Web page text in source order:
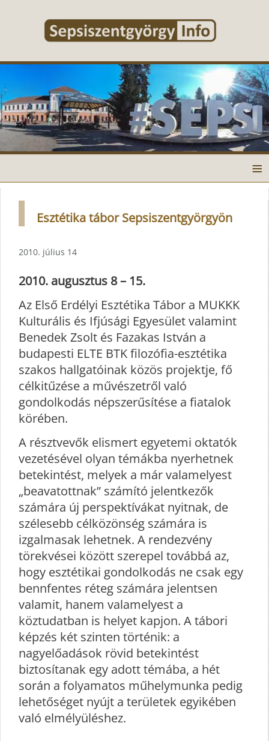
≡
Esztétika tábor Sepsiszentgyörgyön
2010. július 14
2010. augusztus 8 – 15.
Az Első Erdélyi Esztétika Tábor a MUKKK
Kulturális és Ifjúsági Egyesület valamint
Benedek Zsolt és Fazakas István a
budapesti ELTE BTK filozófia-esztétika
szakos hallgatóinak közös projektje, fő
célkitűzése a művészetről való
gondolkodás népszerűsítése a fiatalok
körében.
A résztvevők elismert egyetemi oktatók
vezetésével olyan témákba nyerhetnek
betekintést, melyek a már valamelyest
„beavatottnak” számító jelentkezők
számára új perspektívákat nyitnak, de
szélesebb célközönség számára is
izgalmasak lehetnek. A rendezvény
törekvései között szerepel továbbá az,
hogy esztétikai gondolkodás ne csak egy
bennfentes réteg számára jelentsen
valamit, hanem valamelyest a
köztudatban is helyet kapjon. A tábori
képzés két szinten történik: a
nagyelőadások rövid betekintést
biztosítanak egy adott témába, a hét
során a folyamatos műhelymunka pedig
lehetőséget nyújt a területek egyikében
való elmélyüléshez.